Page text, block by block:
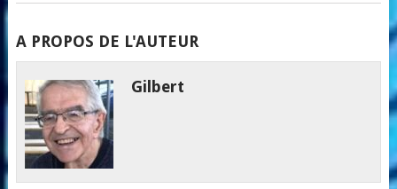
A PROPOS DE L'AUTEUR
Gilbert